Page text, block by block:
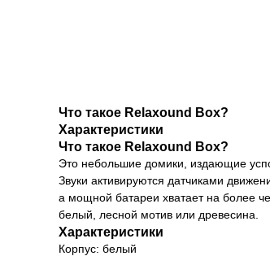
Что такое Relaxound Box?
Характеристики
Что такое Relaxound Box?
Это небольшие домики, издающие
Звуки активируются датчиками
а мощной батареи хватает на более
белый, лесной мотив или древесина.
Характеристики
Корпус: белый